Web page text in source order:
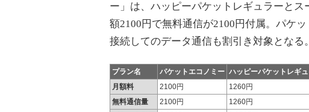
ー」は、ハッピーパケットレギュラーと
額2100円で無料通信が2100円付属。パケ
接続してのデータ通信も割引き対象となる
プラン名 パケットエコノミー ハッピーパケットレギ
月額料
2100円 1260円
無料通信量
2100円 1260円